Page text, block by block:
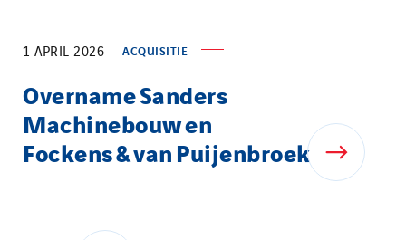
1 APRIL 2026 ACQUISITIE
Overname Sanders
Machinebouw en
Fockens & van Puijenbroek